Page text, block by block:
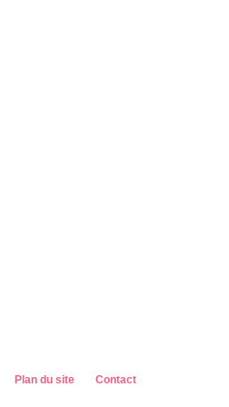
Plan du site Contact